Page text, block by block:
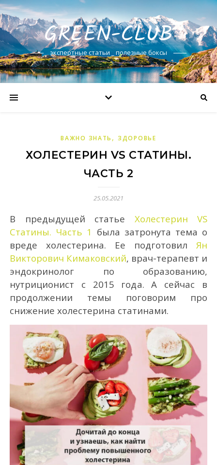
GREEN-CLUB
экспертные статьи _ полезные боксы
ВАЖНО ЗНАТЬ ,ЗДОРОВЬЕ
ХОЛЕСТЕРИН VS СТАТИНЫ.
ЧАСТЬ 2
25.05.2021
В предыдущей статье Холестерин VS
Статины. Часть 1 была затронута тема о
вреде холестерина. Ее подготовил Ян
Викторович Кимаковский, врач-терапевт и
эндокринолог по образованию,
нутриционист с 2015 года. А сейчас в
продолжении темы поговорим про
снижение холестерина статинами.